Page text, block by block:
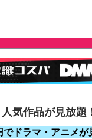
人気作品が見放題
ドラマ・アニメが